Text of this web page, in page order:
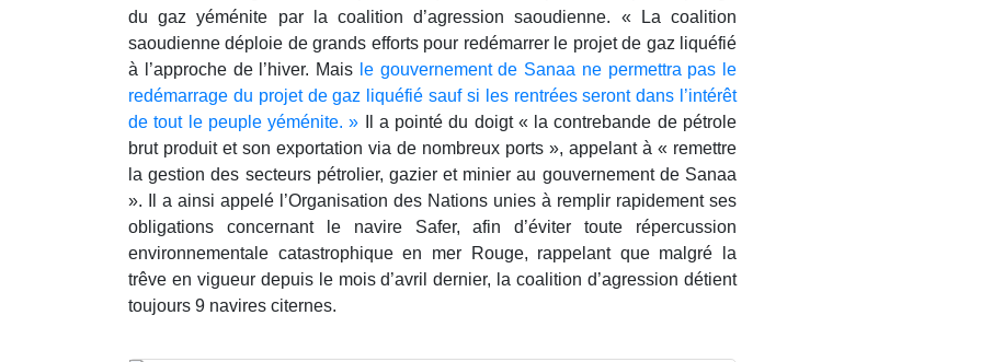
du gaz yéménite par la coalition d’agression saoudienne. « La coalition
saoudienne déploie de grands efforts pour redémarrer le projet de gaz liquéfié
à l’approche de l’hiver. Mais le gouvernement de Sanaa ne permettra pas le
redémarrage du projet de gaz liquéfié sauf si les rentrées seront dans l’intérêt
de tout le peuple yéménite. » Il a pointé du doigt « la contrebande de pétrole
brut produit et son exportation via de nombreux ports », appelant à « remettre
la gestion des secteurs pétrolier, gazier et minier au gouvernement de Sanaa
». Il a ainsi appelé l’Organisation des Nations unies à remplir rapidement ses
obligations concernant le navire Safer, afin d’éviter toute répercussion
environnementale catastrophique en mer Rouge, rappelant que malgré la
trêve en vigueur depuis le mois d’avril dernier, la coalition d’agression détient
toujours 9 navires citernes.